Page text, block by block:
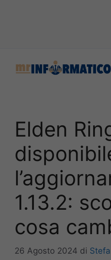
Elden
1.13.2:
cosa
26 Agosto 2024 di